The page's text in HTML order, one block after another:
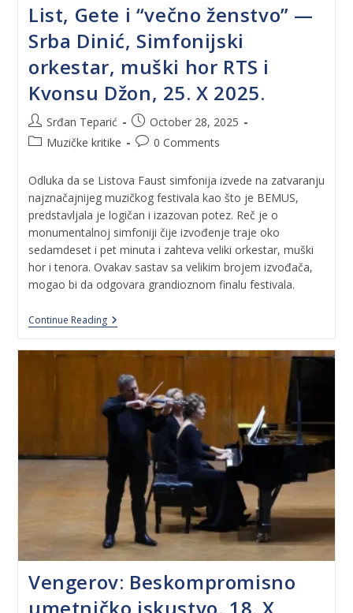
List, Gete i “večno ženstvo” —
Srba Dinić, Simfonijski
orkestar, muški hor RTS i
Kvonsu Džon, 25. X 2025.
Srđan Teparić
October 28, 2025
Muzičke kritike
0 Comments
Odluka da se Listova Faust simfonija izvede na zatvaranju
najznačajnijeg muzičkog festivala kao što je BEMUS,
predstavljala je logičan i izazovan potez. Reč je o
monumentalnoj simfoniji čije izvođenje traje oko
sedamdeset i pet minuta i zahteva veliki orkestar, muški
hor i tenora. Ovakav sastav sa velikim brojem izvođača,
mogao bi da odgovara grandioznom finalu festivala.
Continue Reading
Vengerov: Beskompromisno